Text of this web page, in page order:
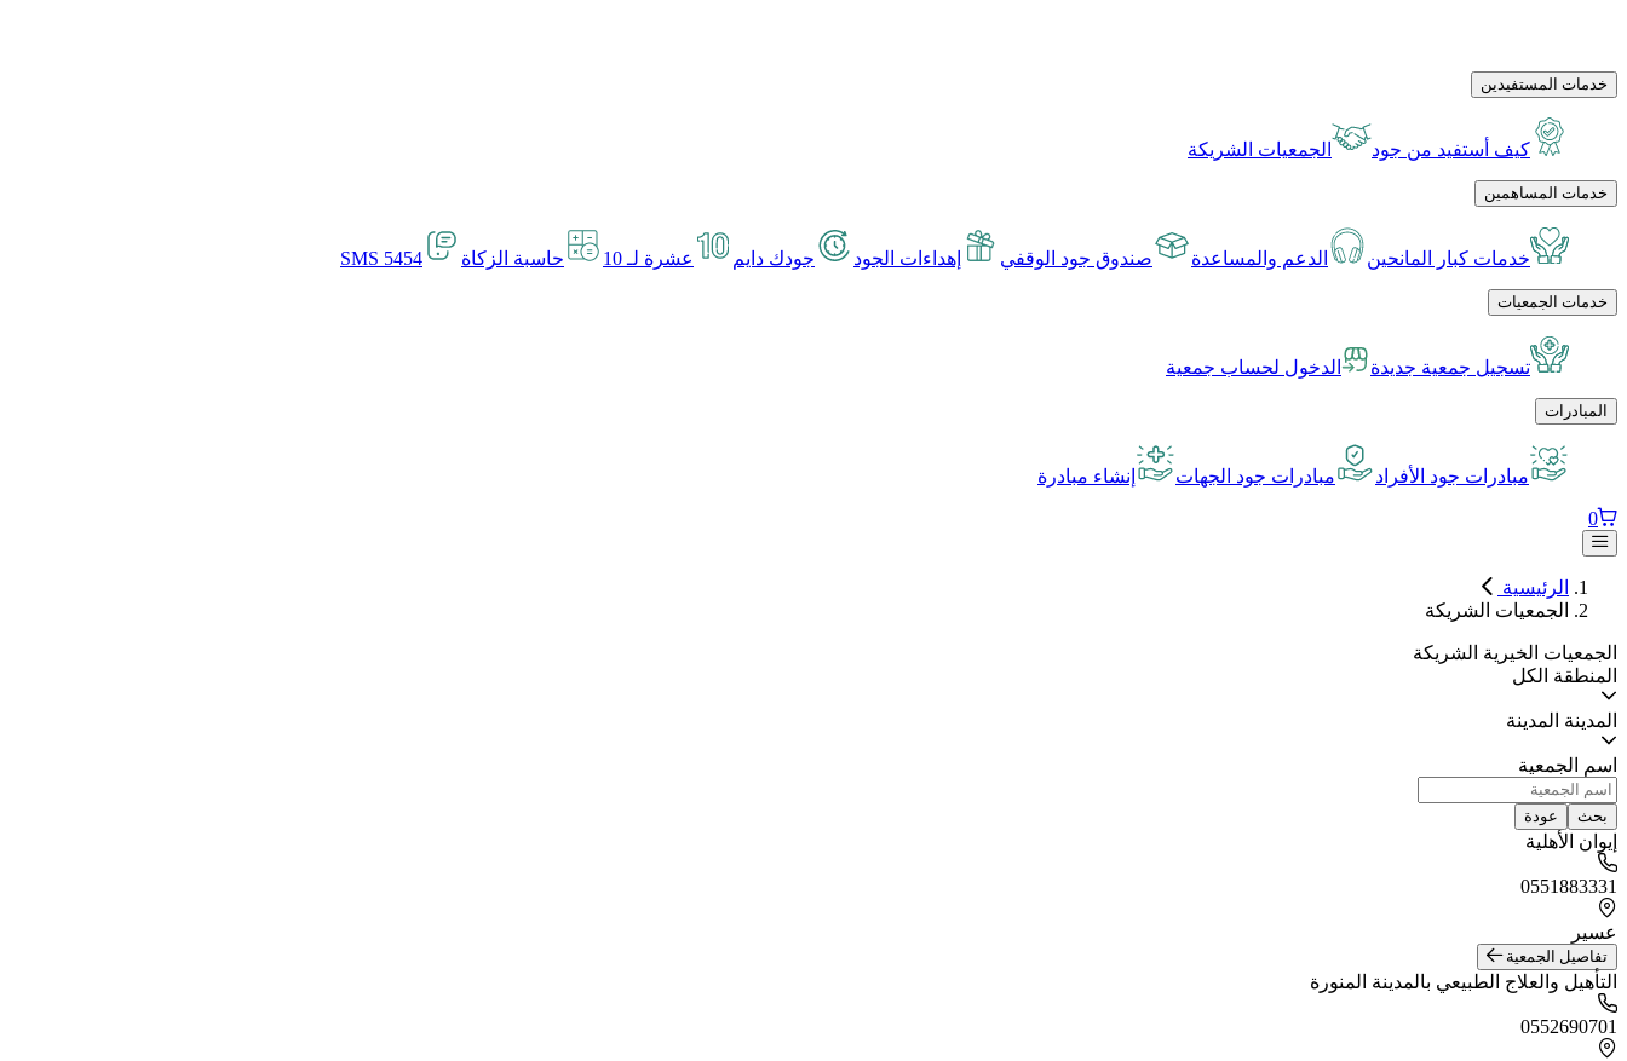
خدمات المستفيدين
كيف أستفيد من جود الجمعيات الشريكة
خدمات المساهمين
خدمات كبار المانحين الدعم والمساعدة صندوق جود الوقفي إهداءات الجود جودك دايم عشرة لـ 10 حاسبة الزكاة SMS 5454
خدمات الجمعيات
تسجيل جمعية جديدة الدخول لحساب جمعية
المبادرات
مبادرات جود الأفراد مبادرات جود الجهات إنشاء مبادرة
0
الرئيسية
الجمعيات الشريكة
الجمعيات الخيرية الشريكة
المنطقة الكل
المدينة المدينة
اسم الجمعية
بحث عودة
إيوان الأهلية
0551883331
عسير
تفاصيل الجمعية
التأهيل والعلاج الطبيعي بالمدينة المنورة
0552690701